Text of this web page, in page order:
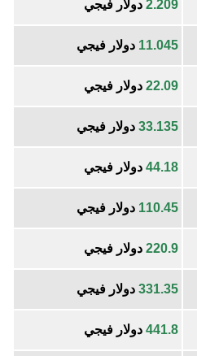
2.209 دولار فيجي
11.045 دولار فيجي
22.09 دولار فيجي
33.135 دولار فيجي
44.18 دولار فيجي
110.45 دولار فيجي
220.9 دولار فيجي
331.35 دولار فيجي
441.8 دولار فيجي